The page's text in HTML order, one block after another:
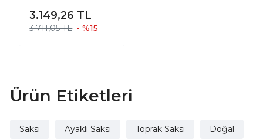
Mekan Kullanımlı
Tabaklı Toprak
3.149,26 TL
3.711,05 TL - %15
Ürün Etiketleri
Saksı Ayaklı Saksı Toprak Saksı Doğal